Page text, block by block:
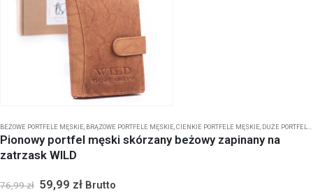
BEŻOWE PORTFELE MĘSKIE, BRĄZOWE PORTFELE MĘSKIE,CIENKIE PORTFELE MĘSKIE, DUŻE PORTFELE MĘSKIE
Pionowy portfel męski skórzany beżowy zapinany na
zatrzask WILD
76,99zł 59,99 zł Brutto